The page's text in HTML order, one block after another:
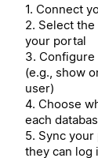
1. Connect
2. Select
your portal
3.
(e.g., show
user)
4. Choose
each
5. Sync
they can log